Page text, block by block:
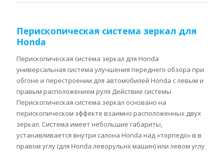
Перископическая система зеркал для
Honda
Перископическая система зеркал для Honda
универсальная система улучшения переднего обзора при
обгоне и перестроении для автомобилей Honda с левым и
правым расположением руля Действие системы
Перископическая система зеркал основано на
перископическом эффекте взаимно расположенных двух
зеркал. Система имеет небольшие габариты,
устанавливается внутри салона Honda над «торпедо» в в
правом углу (для Honda леворульнх машин) или левом углу